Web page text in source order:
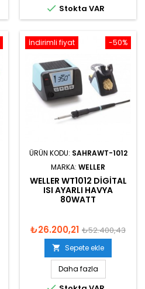
 Stokta VAR
-50%
İndirimli fiyat
ÜRÜN KODU: SAHRAWT-1012
MARKA: WELLER
WELLER WT1012 DIGITAL
ISI AYARLI HAVYA
80WATT
₺26.200,21 ₺52.400,43
 Sepete ekle
Daha fazla